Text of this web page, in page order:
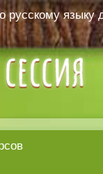
языку